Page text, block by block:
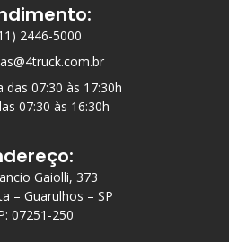
2446-5000
das 07:30 às 17:30h
07:30 às 16:30h
Gaiolli, 373
– Guarulhos – SP
07251-250